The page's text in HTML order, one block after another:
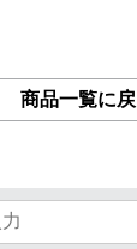
商品一覧に